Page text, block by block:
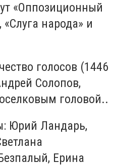
«Оппозиционный
«Слуга народа» и
голосов (1446
Солопов,
головой..
Юрий Ландарь,
Ерина